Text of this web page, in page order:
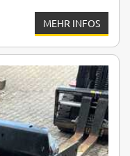
MEHR INFOS